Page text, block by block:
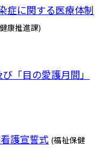
症に関する医療体制
康推進課)
「目の愛護月間」
護宣誓式 (福祉保健